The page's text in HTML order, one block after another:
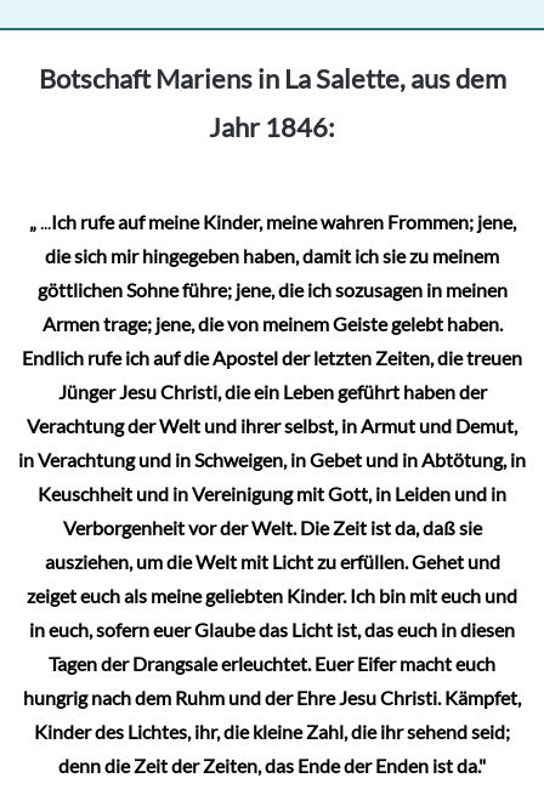
Botschaft Mariens in La Salette, aus dem
Jahr 1846:
„...Ich rufe auf meine Kinder, meine wahren Frommen; jene,
die sich mir hingegeben haben, damit ich sie zu meinem
göttlichen Sohne führe; jene, die ich sozusagen in meinen
Armen trage; jene, die von meinem Geiste gelebt haben.
Endlich rufe ich auf die Apostel der letzten Zeiten, die treuen
Jünger Jesu Christi, die ein Leben geführt haben der
Verachtung der Welt und ihrer selbst, in Armut und Demut,
in Verachtung und in Schweigen, in Gebet und in Abtötung, in
Keuschheit und in Vereinigung mit Gott, in Leiden und in
Verborgenheit vor der Welt. Die Zeit ist da, daß sie
ausziehen, um die Welt mit Licht zu erfüllen. Gehet und
zeiget euch als meine geliebten Kinder. Ich bin mit euch und
in euch, sofern euer Glaube das Licht ist, das euch in diesen
Tagen der Drangsale erleuchtet. Euer Eifer macht euch
hungrig nach dem Ruhm und der Ehre Jesu Christi. Kämpfet,
Kinder des Lichtes, ihr, die kleine Zahl, die ihr sehend seid;
denn die Zeit der Zeiten, das Ende der Enden ist da."